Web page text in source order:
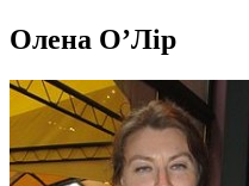
Олена О’Лір